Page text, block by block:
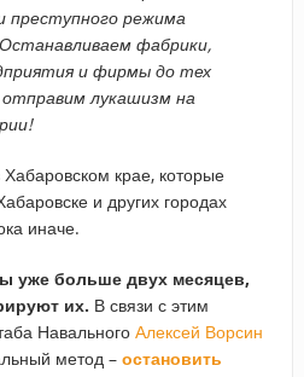
преступного режима
фабрики,
и фирмы до тех
отправим лукашизм на
крае, которые
и других городах
иначе.
уже больше двух месяцев,
их. В связи с этим
Навального Алексей Ворсин
метод – остановить